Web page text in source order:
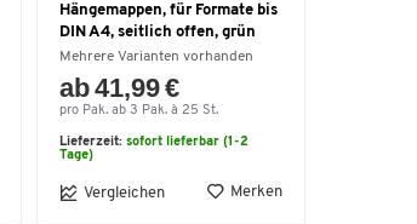
Hängemappen, für Formate bis
DIN A4, seitlich offen, grün
Mehrere Varianten vorhanden
ab 41,99 €
pro Pak. ab 3 Pak. à 25 St.
Lieferzeit: sofort lieferbar (1-2
Tage)
Vergleichen Merken